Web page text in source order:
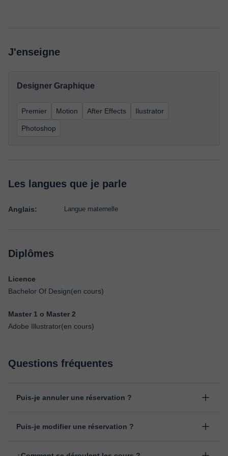
J'enseigne
Designer Graphique
Premier Motion After Effects Ilustrator
Photoshop
Les langues que je parle
Anglais: Langue maternelle
Diplômes
Licence
Bachelor Of Design(en cours)
Master 1 o Master 2
Adobe Illustrator(en cours)
Questions fréquentes
Puis-je annuler une réservation ?
le début du cours, en indiquant la raison pour laquelle vous
Puis-je modifier une réservation ?